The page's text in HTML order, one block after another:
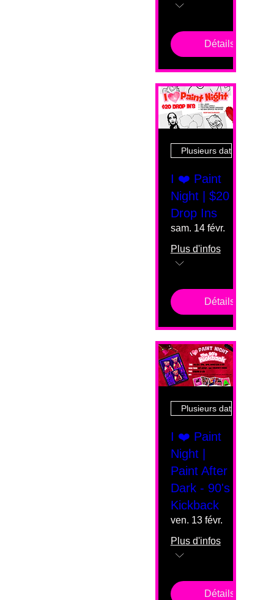
Détails
Plusieurs dates
I ❤️ Paint
Night | $20
Drop Ins
sam. 14 févr.
Plus d'infos
Détails
Plusieurs dates
I ❤️ Paint
Night |
Paint After
Dark - 90's
Kickback
ven. 13 févr.
Plus d'infos
Détails